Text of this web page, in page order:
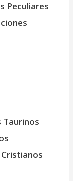
Peculiares
Taurinos